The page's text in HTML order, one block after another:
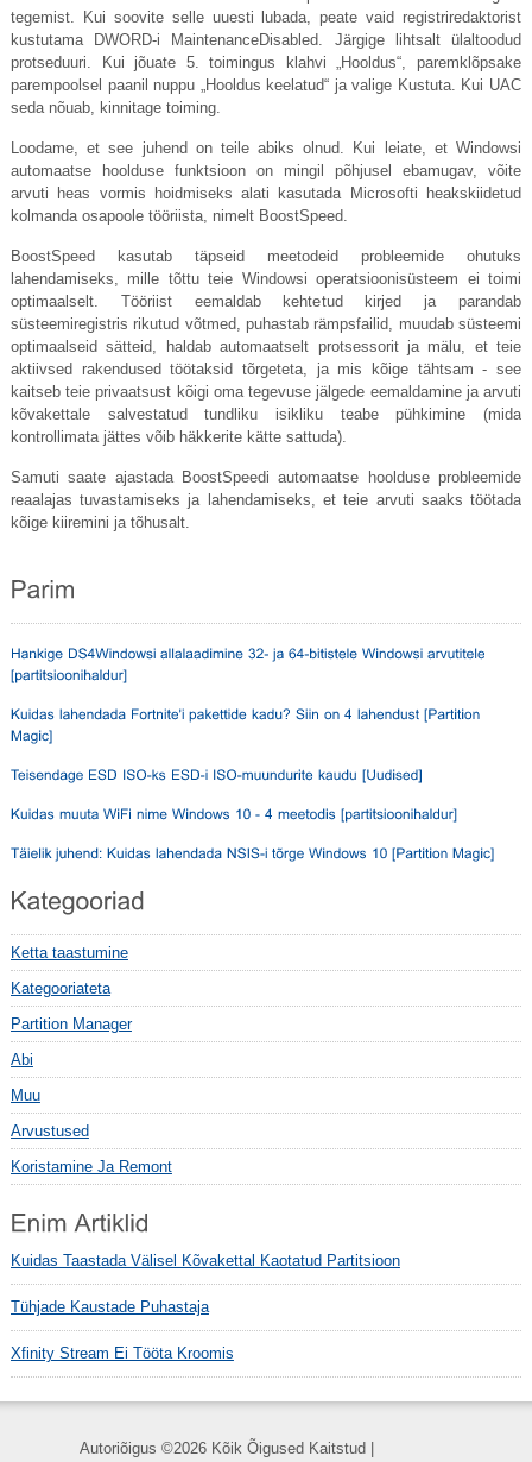
tegemist. Kui soovite selle uuesti lubada, peate vaid registriredaktorist
kustutama DWORD-i MaintenanceDisabled. Järgige lihtsalt ülaltoodud
protseduuri. Kui jõuate 5. toimingus klahvi „Hooldus“, paremklõpsake
parempoolsel paanil nuppu „Hooldus keelatud“ ja valige Kustuta. Kui UAC
seda nõuab, kinnitage toiming.
Loodame, et see juhend on teile abiks olnud. Kui leiate, et Windowsi
automaatse hoolduse funktsioon on mingil põhjusel ebamugav, võite
arvuti heas vormis hoidmiseks alati kasutada Microsofti heakskiidetud
kolmanda osapoole tööriista, nimelt BoostSpeed.
BoostSpeed ​​kasutab täpseid meetodeid probleemide ohutuks
lahendamiseks, mille tõttu teie Windowsi operatsioonisüsteem ei toimi
optimaalselt. Tööriist eemaldab kehtetud kirjed ja parandab
süsteemiregistris rikutud võtmed, puhastab rämpsfailid, muudab süsteemi
optimaalseid sätteid, haldab automaatselt protsessorit ja mälu, et teie
aktiivsed rakendused töötaksid tõrgeteta, ja mis kõige tähtsam - see
kaitseb teie privaatsust kõigi oma tegevuse jälgede eemaldamine ja arvuti
kõvakettale salvestatud tundliku isikliku teabe pühkimine (mida
kontrollimata jättes võib häkkerite kätte sattuda).
Samuti saate ajastada BoostSpeedi automaatse hoolduse probleemide
reaalajas tuvastamiseks ja lahendamiseks, et teie arvuti saaks töötada
kõige kiiremini ja tõhusalt.
Ketta taastumine
Kategooriateta
Partition Manager
Abi
Muu
Arvustused
Koristamine Ja Remont
Kuidas Taastada Välisel Kõvakettal Kaotatud Partitsioon
Tühjade Kaustade Puhastaja
Xfinity Stream Ei Tööta Kroomis
Autoriõigus ©2026 Kõik Õigused Kaitstud |